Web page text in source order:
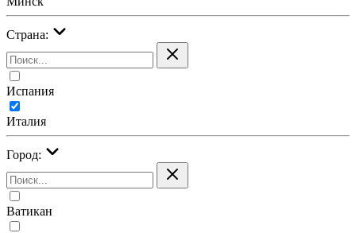
Страна:
Испания
Италия
Город:
Ватикан